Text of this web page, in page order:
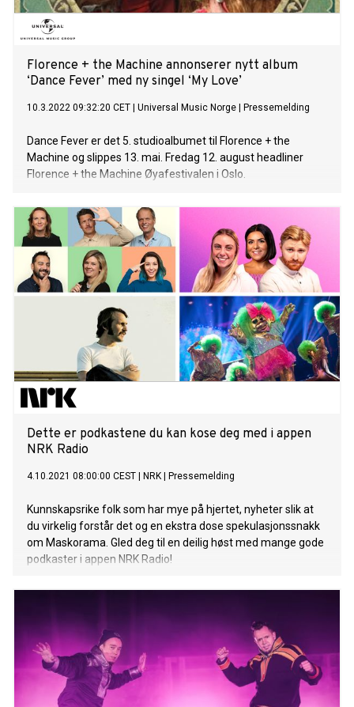
Florence + the Machine annonserer nytt album
‘Dance Fever’ med ny singel ‘My Love’
10.3.2022 09:32:20 CET Universal Music Norge Pressemelding
Dance Fever er det 5. studioalbumet til Florence + the
Machine og slippes 13. mai. Fredag 12. august headliner
Florence + the Machine Øyafestivalen i Oslo.
Dette er podkastene du kan kose deg med i appen
NRK Radio
4.10.2021 08:00:00 CEST NRK Pressemelding
Kunnskapsrike folk som har mye på hjertet, nyheter slik at
du virkelig forstår det og en ekstra dose spekulasjonssnakk
om Maskorama. Gled deg til en deilig høst med mange gode
podkaster i appen NRK Radio!